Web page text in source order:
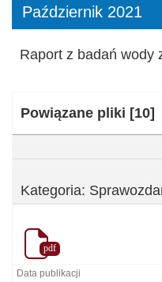
Październik 2021
Raport z badań wody
Kategoria:
Powiązane pliki [10]
Kategoria:
pdf